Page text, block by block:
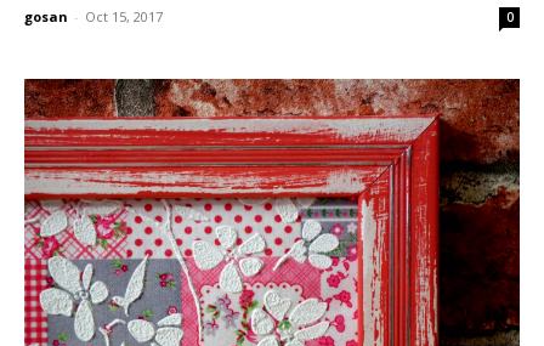
gosan - Oct 15, 2017 0